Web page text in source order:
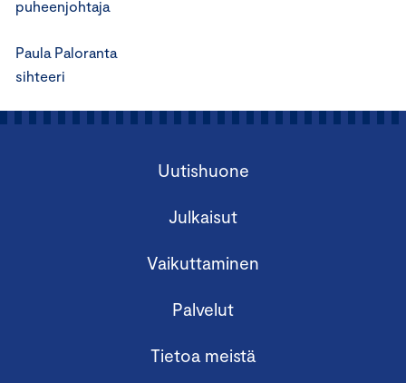
puheenjohtaja
Paula Paloranta
sihteeri
Uutishuone
Julkaisut
Vaikuttaminen
Palvelut
Tietoa meistä